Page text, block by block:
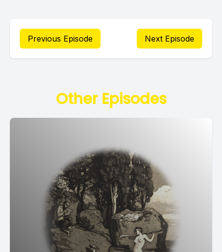
Previous Episode Next Episode
Other Episodes